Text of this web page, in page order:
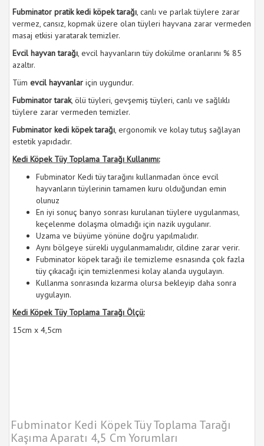
Fubminator pratik kedi köpek tarağı , canlı ve parlak tüylere zarar
vermez, cansız, kopmak üzere olan tüyleri hayvana zarar vermeden
masaj etkisi yaratarak temizler.
Evcil hayvan tarağı , evcil hayvanların tüy dokülme oranlarını % 85
azaltır.
Tüm evcil hayvanlar için uygundur.
Fubminator tarak, ölü tüyleri, gevşemiş tüyleri, canlı ve sağlıklı
tüylere zarar vermeden temizler.
Fubminator kedi köpek tarağı , ergonomik ve kolay tutuş sağlayan
estetik yapıdadır.
Kedi Köpek Tüy Toplama Tarağı Kullanımı:
Fubminator Kedi tüy tarağını kullanmadan önce evcil
hayvanların tüylerinin tamamen kuru olduğundan emin
olunuz
En iyi sonuç banyo sonrası kurulanan tüylere uygulanması,
keçelenme dolaşma olmadığı için nazik uygulanır.
Uzama ve büyüme yönüne doğru yapılmalıdır.
Aynı bölgeye sürekli uygulanmamalıdır, cildine zarar verir.
Fubminator köpek tarağı ile temizleme esnasında çok fazla
tüy çıkacağı için temizlenmesi kolay alanda uygulayın.
Kullanma sonrasında kızarma olursa bekleyip daha sonra
uygulayın.
Kedi Köpek Tüy Toplama Tarağı Ölçü:
15cm x 4,5cm
Fubminator Kedi Köpek Tüy Toplama Tarağı
Kaşıma Aparatı 4,5 Cm Yorumları